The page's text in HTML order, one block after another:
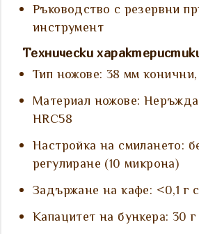
Ръководство с резервни
инструмент
Технически
Тип ножове: 38 мм
Материал ножове:
HRC58
Настройка на смилането:
регулиране (10 микрона)
Задържане на кафе: <0,1 г
Капацитет на бункера: 30 г